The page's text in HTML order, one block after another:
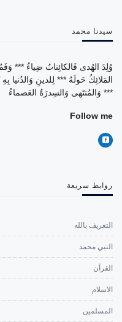
سيدنا محمد
وُلِدَ الهُدى فَالكائِناتُ ضِياءُ ***
المَلائِكُ حَولَهُ *** لِلدينِ
*** وَالمُنتَهى وَالسِدرَةُ العَصماءُ
Follow me
روابط سريعة
التعريف بالله
النبي محمد
القرآن
الاسلام
المسلمين